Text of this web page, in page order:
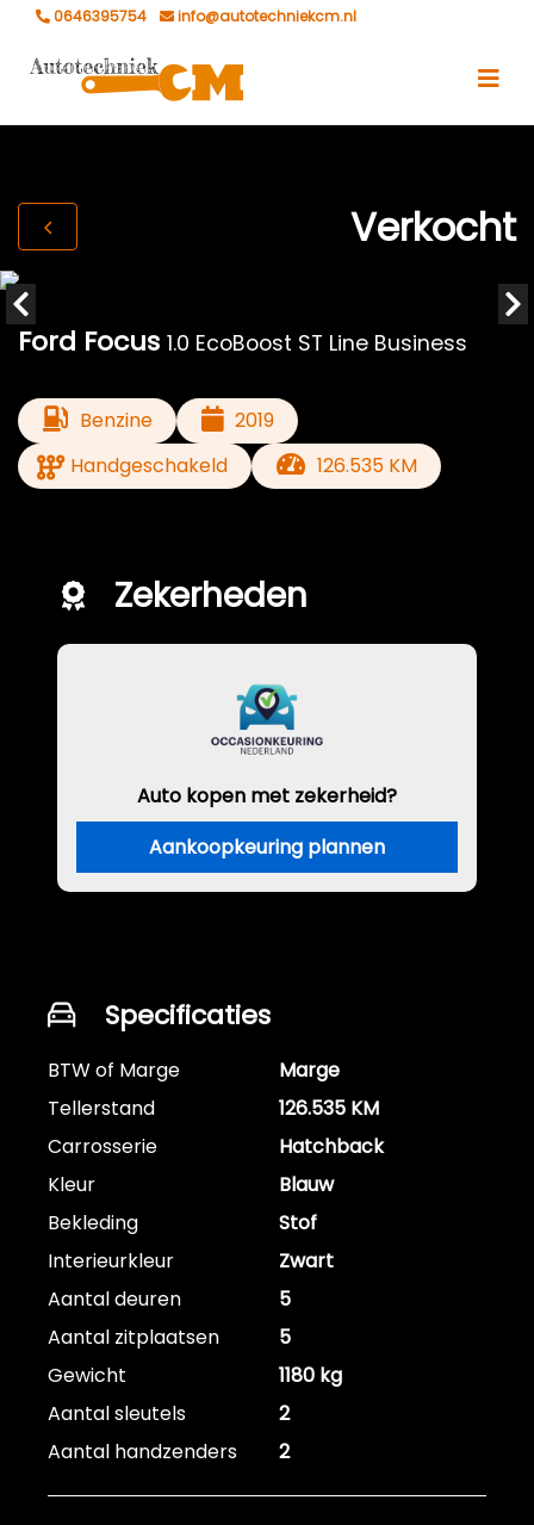
0646395754 info@autotechniekcm.nl
Verkocht
Ford Focus 1.0 EcoBoost ST Line Business
Benzine
2019
Handgeschakeld
126.535 KM
Zekerheden
Auto kopen met zekerheid?
Aankoopkeuring plannen
Specificaties
BTW of Marge
Marge
Tellerstand
126.535 KM
Carrosserie
Hatchback
Kleur
Blauw
Bekleding
Stof
Interieurkleur
Zwart
Aantal deuren
5
Aantal zitplaatsen
5
Gewicht
1180 kg
Aantal sleutels
2
Aantal handzenders
2